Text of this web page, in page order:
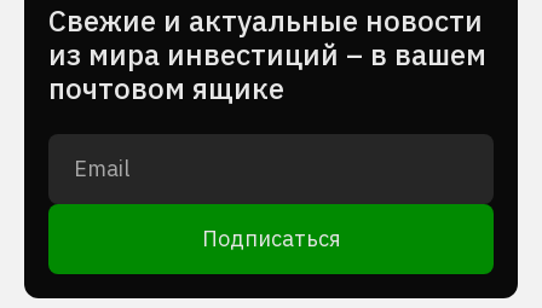
Cвежие и актуальные новости
из мира инвестиций – в вашем
почтовом ящике
Подписаться